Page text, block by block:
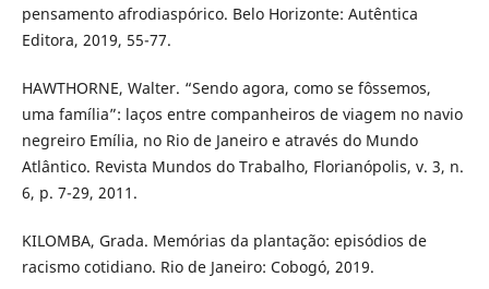
pensamento afrodiaspórico. Belo Horizonte: Autêntica
Editora, 2019, 55-77.
HAWTHORNE, Walter. “Sendo agora, como se fôssemos,
uma família”: laços entre companheiros de viagem no navio
negreiro Emília, no Rio de Janeiro e através do Mundo
Atlântico. Revista Mundos do Trabalho, Florianópolis, v. 3, n.
6, p. 7-29, 2011.
KILOMBA, Grada. Memórias da plantação: episódios de
racismo cotidiano. Rio de Janeiro: Cobogó, 2019.